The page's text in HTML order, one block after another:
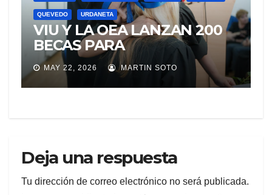
QUEVEDO URDANETA
VIU Y LA OEA LANZAN 200
BECAS PARA
ECUATORIANOS QUE
DESEEN CURSAR
MAESTRÍAS ONLINE CON
MAY 22, 2026 MARTIN SOTO
Deja una respuesta
Tu dirección de correo electrónico no será publicada.